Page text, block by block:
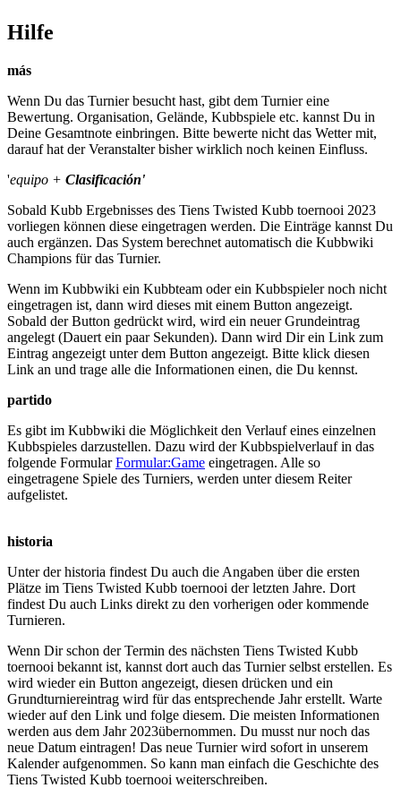
Hilfe
más
Wenn Du das Turnier besucht hast, gibt dem Turnier eine
Bewertung. Organisation, Gelände, Kubbspiele etc. kannst Du in
Deine Gesamtnote einbringen. Bitte bewerte nicht das Wetter mit,
darauf hat der Veranstalter bisher wirklich noch keinen Einfluss.
'equipo + Clasificación'
Sobald Kubb Ergebnisses des Tiens Twisted Kubb toernooi 2023
vorliegen können diese eingetragen werden. Die Einträge kannst Du
auch ergänzen. Das System berechnet automatisch die Kubbwiki
Champions für das Turnier.
Wenn im Kubbwiki ein Kubbteam oder ein Kubbspieler noch nicht
eingetragen ist, dann wird dieses mit einem Button angezeigt.
Sobald der Button gedrückt wird, wird ein neuer Grundeintrag
angelegt (Dauert ein paar Sekunden). Dann wird Dir ein Link zum
Eintrag angezeigt unter dem Button angezeigt. Bitte klick diesen
Link an und trage alle die Informationen einen, die Du kennst.
partido
Es gibt im Kubbwiki die Möglichkeit den Verlauf eines einzelnen
Kubbspieles darzustellen. Dazu wird der Kubbspielverlauf in das
folgende FormularFormular:Game eingetragen. Alle so
eingetragene Spiele des Turniers, werden unter diesem Reiter
aufgelistet.
historia
Unter der historia findest Du auch die Angaben über die ersten
Plätze im Tiens Twisted Kubb toernooi der letzten Jahre. Dort
findest Du auch Links direkt zu den vorherigen oder kommende
Turnieren.
Wenn Dir schon der Termin des nächsten Tiens Twisted Kubb
toernooi bekannt ist, kannst dort auch das Turnier selbst erstellen. Es
wird wieder ein Button angezeigt, diesen drücken und ein
Grundturniereintrag wird für das entsprechende Jahr erstellt. Warte
wieder auf den Link und folge diesem. Die meisten Informationen
werden aus dem Jahr 2023übernommen. Du musst nur noch das
neue Datum eintragen! Das neue Turnier wird sofort in unserem
Kalender aufgenommen. So kann man einfach die Geschichte des
Tiens Twisted Kubb toernooi weiterschreiben.